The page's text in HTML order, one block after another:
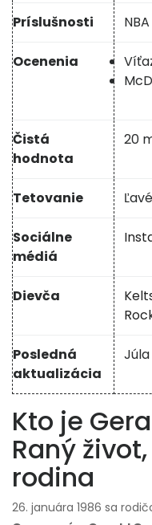
Príslušnosti NBA
Ocenenia
Čistá
hodnota
20
Tetovanie
Sociálne
médiá
Dievča
Posledná
aktualizácia
Júla
Kto je
Raný
rodina
26. januára 1986 sa